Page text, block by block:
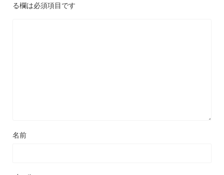
る欄は必須項目です
名前